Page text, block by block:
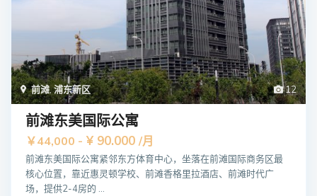
12
前滩,浦东新区
前滩东美国际公寓
￥44,000 - ¥ 90.000 /月
前滩东美国际公寓紧邻东方体育中心，坐落在前滩国际商务区最
核心位置，靠近惠灵顿学校、前滩香格里拉酒店、前滩时代广
场，提供2-4房的 ...